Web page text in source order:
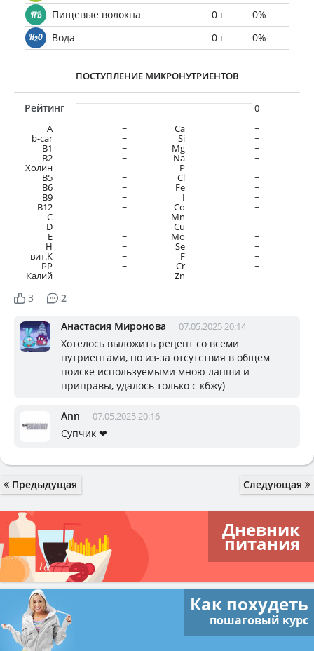
Пищевые волокна
0 г
0%
Вода
0 г 0%
ПОСТУПЛЕНИЕ МИКРОНУТРИЕНТОВ
Рейтинг
0
A
~
b-car ~
В1 ~
B2 ~
Холин ~
B5 ~
B6 ~
B9 ~
B12 ~
C ~
D ~
E ~
H ~
вит.К ~
PP ~
Калий ~
Ca ~
Si ~
Mg ~
Na ~
P ~
Cl ~
Fe ~
I ~
Co ~
Mn ~
Cu ~
Mo ~
Se ~
F ~
Cr ~
Zn ~
3 2
Анастасия Миронова 07.05.2025 20:14
Хотелось выложить рецепт со всеми
нутриентами, но из-за отсутствия в общем
поиске используемыми мною лапши и
приправы, удалось только с кбжу)
Ann 07.05.2025 20:16
Супчик ❤
Предыдущая Следующая
Дневник
питания
Как похудеть
пошаговый курс